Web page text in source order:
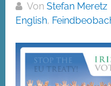
VonStefan Meretz
English,